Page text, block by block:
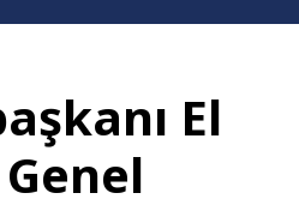
El